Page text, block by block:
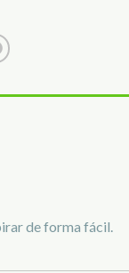
de forma fácil.